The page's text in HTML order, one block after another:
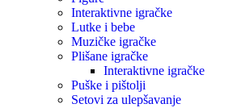
Interaktivne igračke
Lutke i bebe
Muzičke igračke
Plišane igračke
Interaktivne igračke
Puške i pištolji
Setovi za ulepšavanje